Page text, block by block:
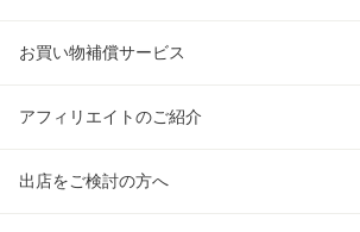
お買い物補償サービス
アフィリエイトのご紹介
出店をご検討の方へ